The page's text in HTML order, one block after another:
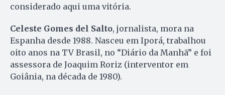
considerado aqui uma vitória.
Celeste Gomes del Salto, jornalista, mora na
Espanha desde 1988. Nasceu em Iporá, trabalhou
oito anos na TV Brasil, no “Diário da Manhã” e foi
assessora de Joaquim Roriz (interventor em
Goiânia, na década de 1980).